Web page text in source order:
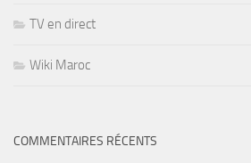
TV en direct
Wiki Maroc
COMMENTAIRES RÉCENTS